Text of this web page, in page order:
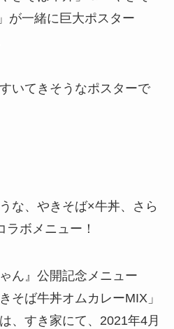
が一緒に巨大ポスター
いてきそうなポスターで
な、やきそば×牛丼、さら
ボメニュー！
ん』公開記念メニュー
そば牛丼オムカレーMIX」
、すき家にて、2021年4月